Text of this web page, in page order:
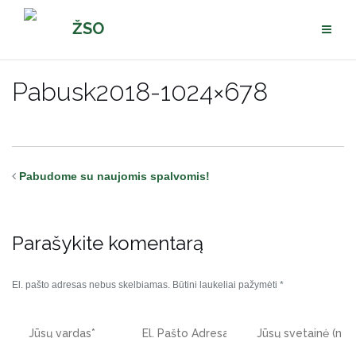
Pereiti
ŽSO
Pabusk2018-1024×678
Pabudome su naujomis spalvomis!
Parašykite komentarą
El. pašto adresas nebus skelbiamas. Būtini laukeliai pažymėti *